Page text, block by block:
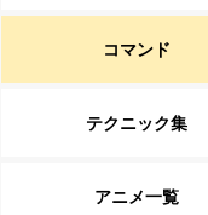
コマンド
テクニック集
アニメ一覧